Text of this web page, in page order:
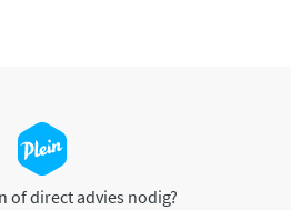
of direct advies nodig?